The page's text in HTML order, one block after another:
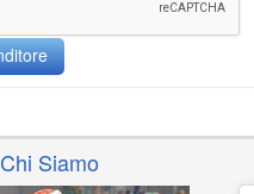
Chi Siamo